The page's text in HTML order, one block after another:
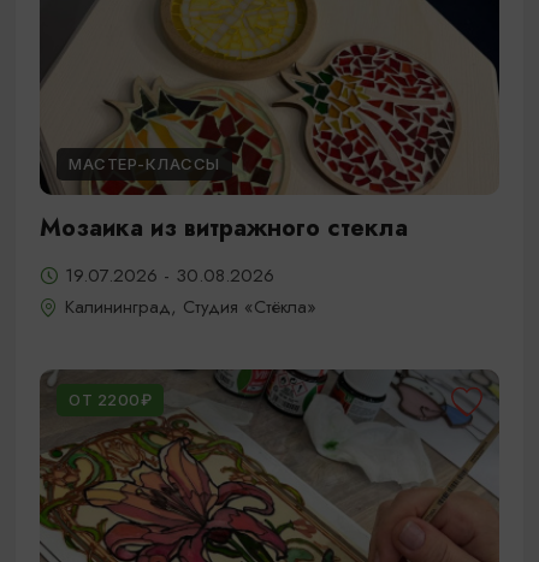
МАСТЕР-КЛАССЫ
Мозаика из витражного стекла
19.07.2026 - 30.08.2026
Калининград, Студия «Стёкла»
ОТ 2200₽